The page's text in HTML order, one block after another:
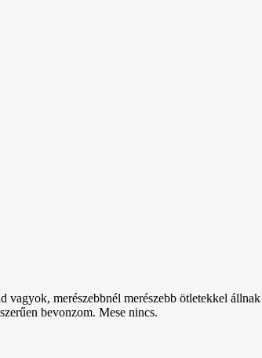
merészebbnél merészebb ötletekkel
bevonzom. Mese nincs.